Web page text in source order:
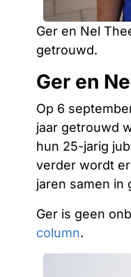
Ger en Nel
getrouwd.
Ger en
Op 6
jaar getrouwd
hun 25-jarig
verder wordt
jaren samen in
Ger is geen
column.